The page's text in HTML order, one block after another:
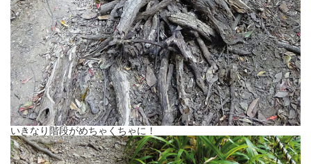
いきなり階段がめちゃくちゃに！